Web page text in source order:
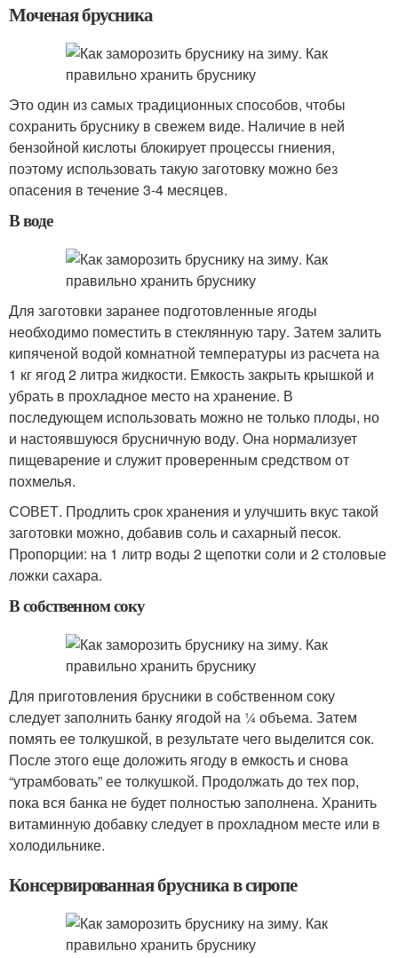
Моченая брусника
Это один из самых традиционных способов, чтобы
сохранить бруснику в свежем виде. Наличие в ней
бензойной кислоты блокирует процессы гниения,
поэтому использовать такую заготовку можно без
опасения в течение 3-4 месяцев.
В воде
Для заготовки заранее подготовленные ягоды
необходимо поместить в стеклянную тару. Затем залить
кипяченой водой комнатной температуры из расчета на
1 кг ягод 2 литра жидкости. Емкость закрыть крышкой и
убрать в прохладное место на хранение. В
последующем использовать можно не только плоды, но
и настоявшуюся брусничную воду. Она нормализует
пищеварение и служит проверенным средством от
похмелья.
СОВЕТ. Продлить срок хранения и улучшить вкус такой
заготовки можно, добавив соль и сахарный песок.
Пропорции: на 1 литр воды 2 щепотки соли и 2 столовые
ложки сахара.
В собственном соку
Для приготовления брусники в собственном соку
следует заполнить банку ягодой на ¼ объема. Затем
помять ее толкушкой, в результате чего выделится сок.
После этого еще доложить ягоду в емкость и снова
“утрамбовать” ее толкушкой. Продолжать до тех пор,
пока вся банка не будет полностью заполнена. Хранить
витаминную добавку следует в прохладном месте или в
холодильнике.
Консервированная брусника в сиропе